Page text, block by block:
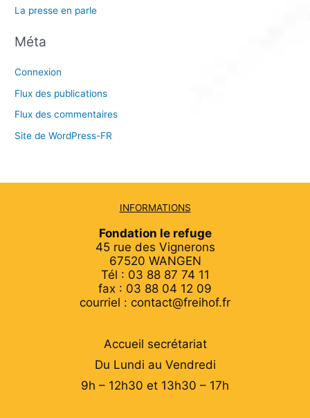
La presse en parle
Méta
Connexion
Flux des publications
Flux des commentaires
Site de WordPress-FR
INFORMATIONS
Fondation le refuge
45 rue des Vignerons
67520 WANGEN
Tél : 03 88 87 74 11
fax : 03 88 04 12 09
courriel : contact@freihof.fr
Accueil secrétariat
Du Lundi au Vendredi
9h – 12h30 et 13h30 – 17h